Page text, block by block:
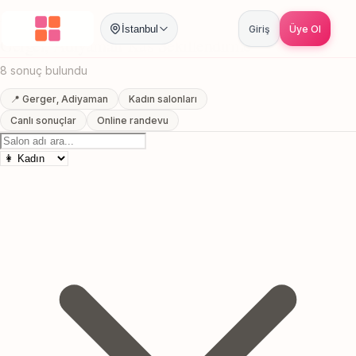
İstanbul Giriş Üye Ol
Anasayfa / Adiyaman / / Kas Sekillendirme
Gerger, Adiyaman Kas Sekillendirme
8 sonuç bulundu
📍 Gerger, Adiyaman
Kadın salonları
Canlı sonuçlar
Online randevu